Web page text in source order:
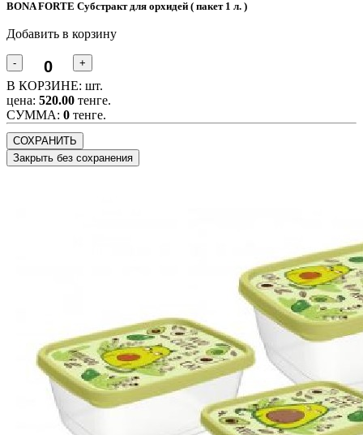
BONA FORTE Субстракт для орхидей ( пакет 1 л. )
Добавить в корзину
- +
В КОРЗИНЕ: шт.
цена: 520.00 тенге.
CУММА: 0 тенге.
СОХРАНИТЬ
Закрыть без сохранения